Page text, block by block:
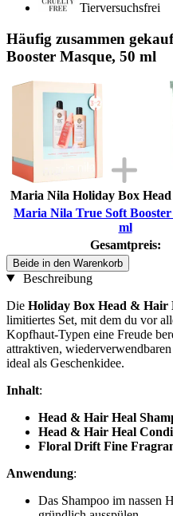
Tierversuchsfrei
Häufig zusammen
Booster Masque, 50 ml
Maria Nila Holiday Box
Maria Nila True Soft Booster
ml
Gesamtpreis:
Beide in den Warenkorb
Beschreibung
Die Holiday Box Head & Hair
limitiertes Set, mit dem du vor
Kopfhaut-Typen eine Freude
attraktiven,
ideal als Geschenkidee.
Inhalt:
Head & Hair Heal
Head & Hair Heal
Floral Drift Fine
Anwendung:
Das Shampoo im nassen